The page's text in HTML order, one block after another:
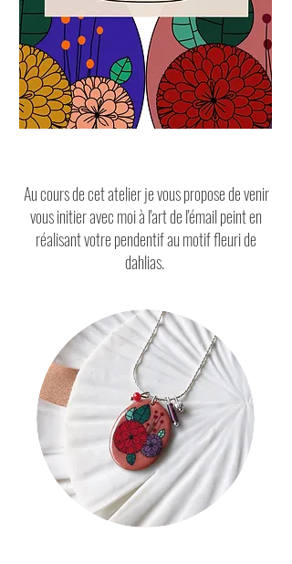
Au cours de cet atelier je vous propose de venir
vous initier avec moi à l'art de l'émail peint en
réalisant votre pendentif au motif fleuri de
dahlias.